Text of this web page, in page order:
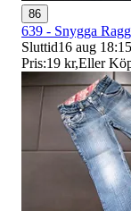
86
639 - Snygga
Sluttid16 aug 18:15
Pris:19 kr,Eller